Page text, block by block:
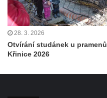
28. 3. 2026
Otvírání studánek u pramenů
Křinice 2026